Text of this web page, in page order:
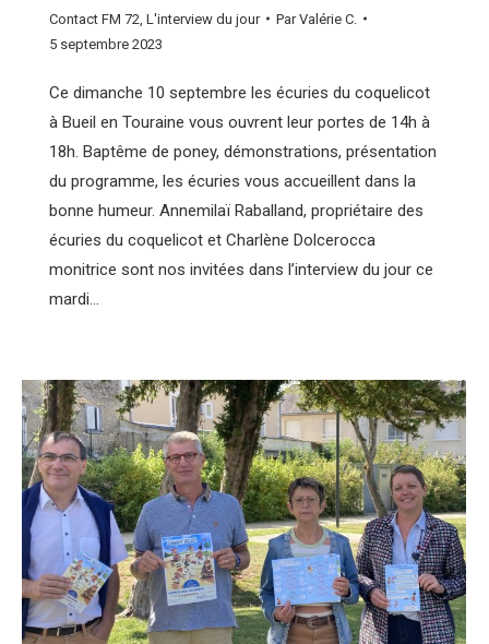
Contact FM 72 L'interview du jour ParValérie C.
5 septembre 2023
Ce dimanche 10 septembre les écuries du coquelicot
à Bueil en Touraine vous ouvrent leur portes de 14h à
18h. Baptême de poney, démonstrations, présentation
du programme, les écuries vous accueillent dans la
bonne humeur. Annemilaï Raballand, propriétaire des
écuries du coquelicot et Charlène Dolcerocca
monitrice sont nos invitées dans l’interview du jour ce
mardi…